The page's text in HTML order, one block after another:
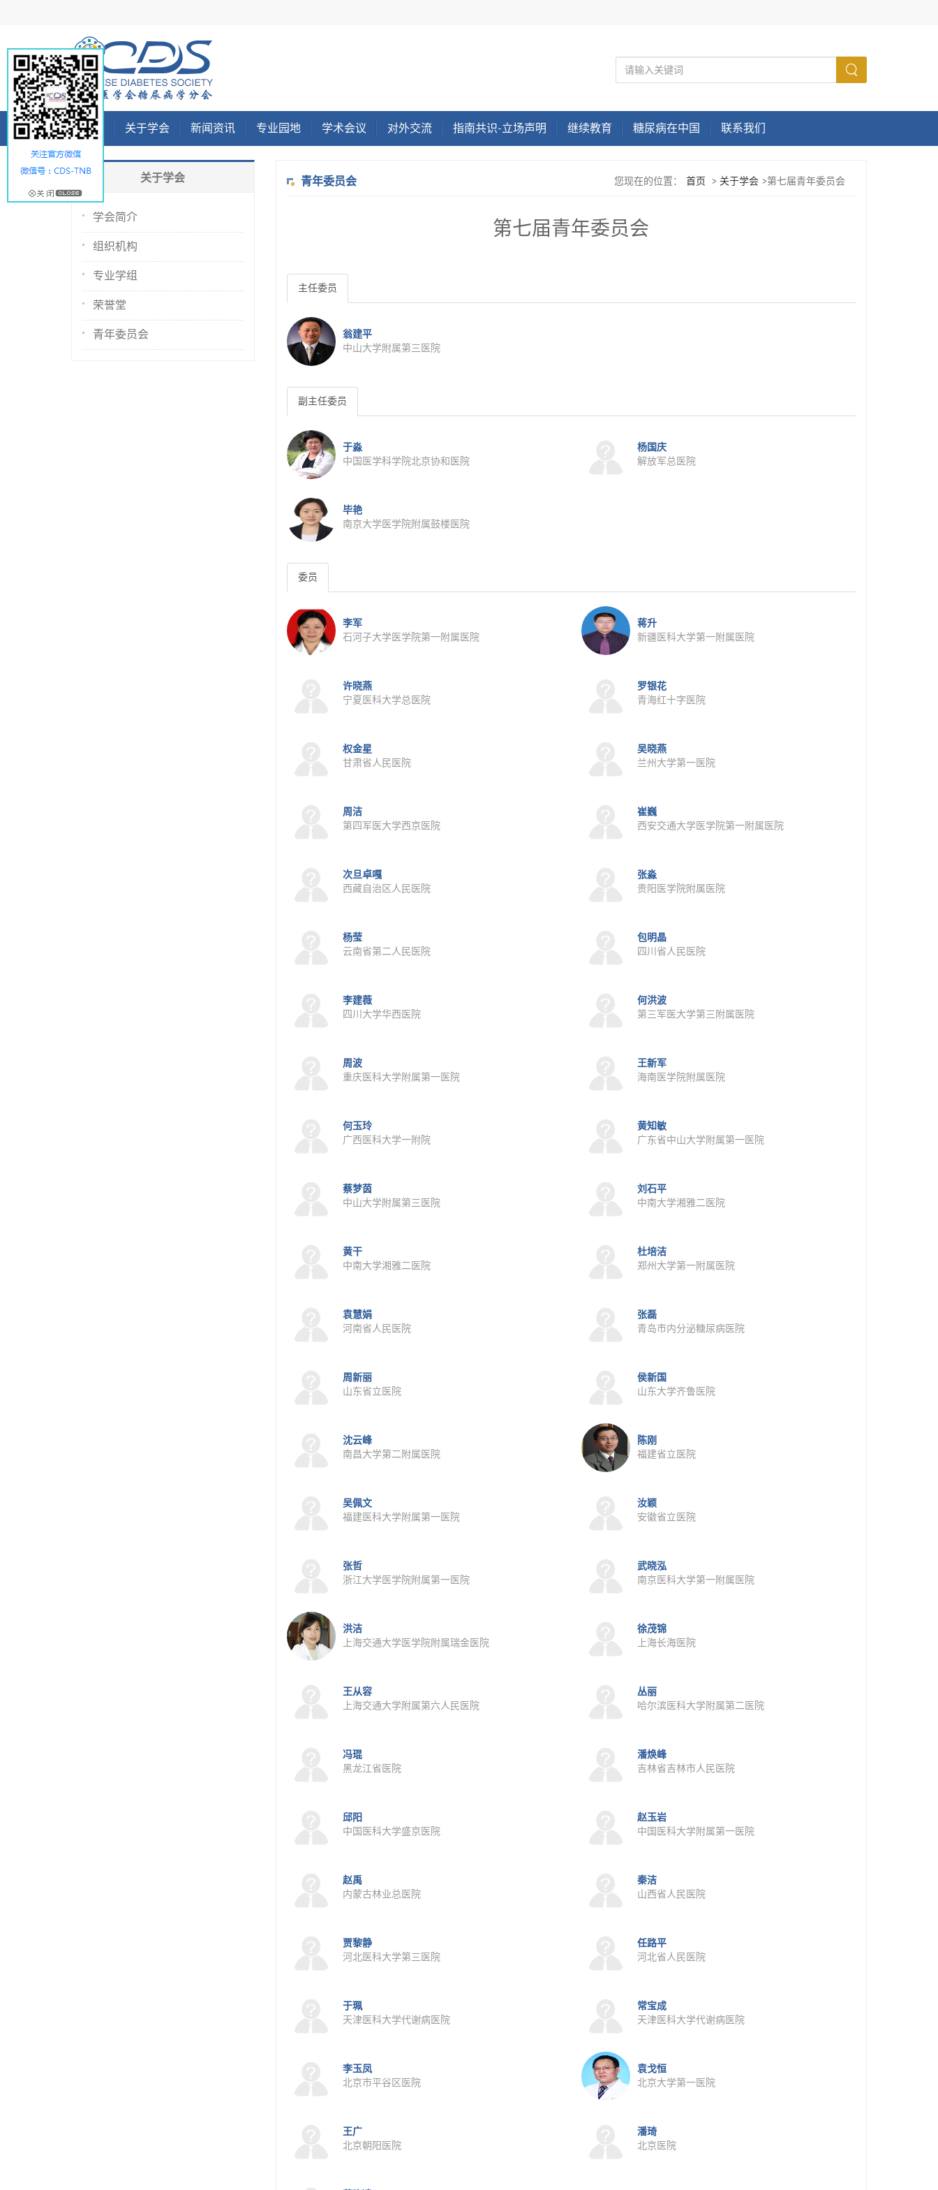
首页 关于学会 新闻资讯 专业园地 学术会议 对外交流 指南共识-立场声明 继续教育 糖尿病在中国 联系我们
关于学会
学会简介
组织机构
专业学组
荣誉堂
青年委员会
青年委员会 您现在的位置： 首页 > 关于学会 >第七届青年委员会
第七届青年委员会
主任委员
翁建平
中山大学附属第三医院
副主任委员
于淼
中国医学科学院北京协和医院
杨国庆
解放军总医院
毕艳
南京大学医学院附属鼓楼医院
委员
李军
石河子大学医学院第一附属医院
蒋升
新疆医科大学第一附属医院
许晓燕
宁夏医科大学总医院
罗银花
青海红十字医院
权金星
甘肃省人民医院
吴晓燕
兰州大学第一医院
周洁
第四军医大学西京医院
崔巍
西安交通大学医学院第一附属医院
次旦卓嘎
西藏自治区人民医院
张淼
贵阳医学院附属医院
杨莹
云南省第二人民医院
包明晶
四川省人民医院
李建薇
四川大学华西医院
何洪波
第三军医大学第三附属医院
周波
重庆医科大学附属第一医院
王新军
海南医学院附属医院
何玉玲
广西医科大学一附院
黄知敏
广东省中山大学附属第一医院
蔡梦茵
中山大学附属第三医院
刘石平
中南大学湘雅二医院
黄干
中南大学湘雅二医院
杜培洁
郑州大学第一附属医院
袁慧娟
河南省人民医院
张磊
青岛市内分泌糖尿病医院
周新丽
山东省立医院
侯新国
山东大学齐鲁医院
沈云峰
南昌大学第二附属医院
陈刚
福建省立医院
吴佩文
福建医科大学附属第一医院
汝颖
安徽省立医院
张哲
浙江大学医学院附属第一医院
武晓泓
南京医科大学第一附属医院
洪洁
上海交通大学医学院附属瑞金医院
徐茂锦
上海长海医院
王从容
上海交通大学附属第六人民医院
丛丽
哈尔滨医科大学附属第二医院
冯琨
黑龙江省医院
潘焕峰
吉林省吉林市人民医院
邱阳
中国医科大学盛京医院
赵玉岩
中国医科大学附属第一医院
赵禹
内蒙古林业总医院
秦洁
山西省人民医院
贾黎静
河北医科大学第三医院
任路平
河北省人民医院
于珮
天津医科大学代谢病医院
常宝成
天津医科大学代谢病医院
李玉凤
北京市平谷区医院
袁戈恒
北京大学第一医院
王广
北京朝阳医院
潘琦
北京医院